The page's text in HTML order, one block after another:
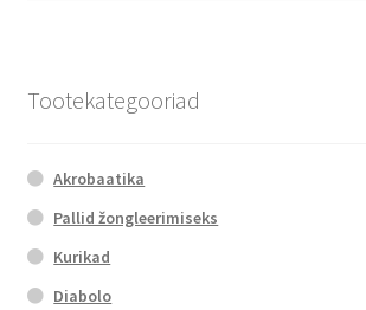
Tootekategooriad
Akrobaatika
Pallid žongleerimiseks
Kurikad
Diabolo